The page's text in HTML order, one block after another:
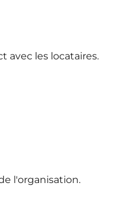
avec les locataires.
l'organisation.